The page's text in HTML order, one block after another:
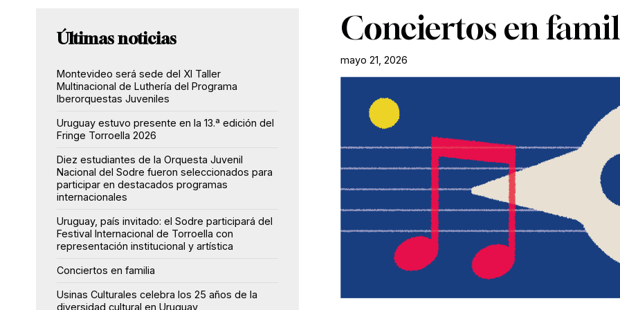
Conciertos en
mayo 21, 2026
Últimas noticias
Montevideo será sede del XI Taller
Multinacional de Luthería del Programa
Iberorquestas Juveniles
Uruguay estuvo presente en la 13.ª edición del
Fringe Torroella 2026
Diez estudiantes de la Orquesta Juvenil
Nacional del Sodre fueron seleccionados para
participar en destacados programas
internacionales
Uruguay, país invitado: el Sodre participará del
Festival Internacional de Torroella con
representación institucional y artística
Conciertos en familia
Usinas Culturales celebra los 25 años de la
diversidad cultural en Uruguay